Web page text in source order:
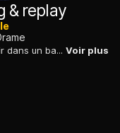
& replay
Félicité, libre et fière, est chanteuse le soir dans un bar de Kinshasa. Sa vie bascule quand son fils de 14 ans est victime d'un accident de moto. Pour le sauver, elle se lance dans une course... Voir plus